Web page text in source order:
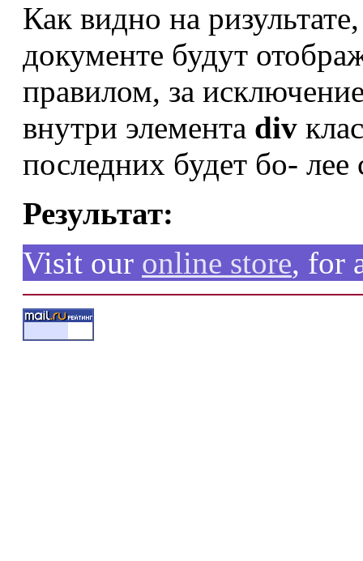
Как видно на
документе будут
правилом, за
внутри элемента div
последних будет бо- лее
Результат:
Visit our online store, for